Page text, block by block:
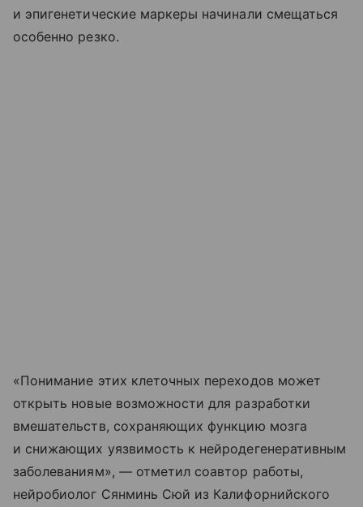
и эпигенетические маркеры начинали смещаться
особенно резко.
«Понимание этих клеточных переходов может
открыть новые возможности для разработки
вмешательств, сохраняющих функцию мозга
и снижающих уязвимость к нейродегенеративным
заболеваниям», — отметил соавтор работы,
нейробиолог Сянминь Сюй из Калифорнийского